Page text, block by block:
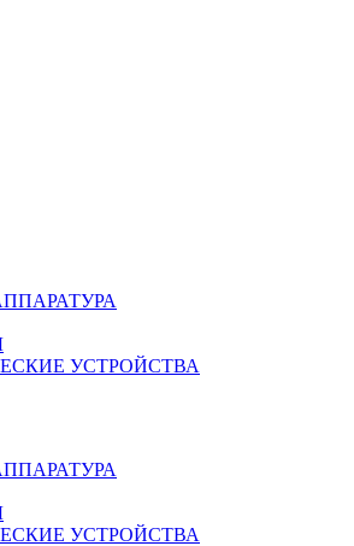
УСТРОЙСТВА
УСТРОЙСТВА